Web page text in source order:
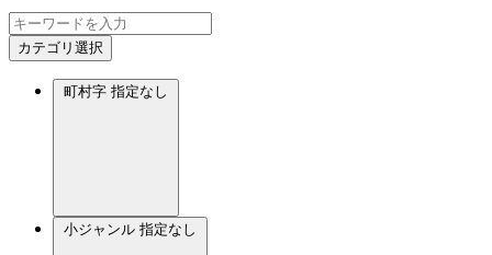
カテゴリ選択
町村字 指定なし
小ジャンル 指定なし